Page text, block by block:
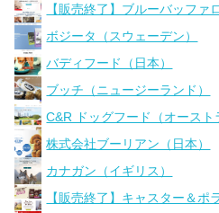
【販売終了】ブルーバッファ
ボジータ（スウェーデン）
バディフード（日本）
ブッチ（ニュージーランド）
C&R ドッグフード（オースト
株式会社ブーリアン（日本）
カナガン（イギリス）
【販売終了】キャスター＆ポ